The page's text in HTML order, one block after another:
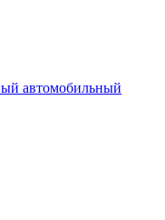
автомобильный